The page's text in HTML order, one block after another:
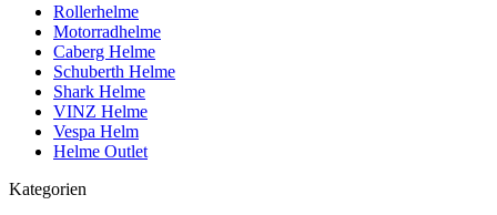
Rollerhelme
Motorradhelme
Caberg Helme
Schuberth Helme
Shark Helme
VINZ Helme
Vespa Helm
Helme Outlet
Kategorien